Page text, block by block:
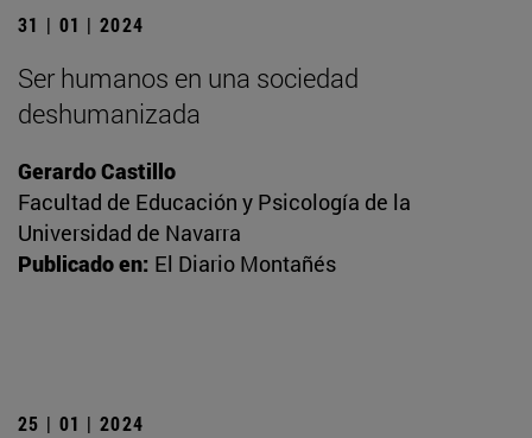
31 | 01 | 2024
Ser humanos en una sociedad
deshumanizada
Gerardo Castillo
Facultad de Educación y Psicología de la
Universidad de Navarra
Publicado en: El Diario Montañés
25 | 01 | 2024